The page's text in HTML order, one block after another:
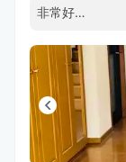
非常好…